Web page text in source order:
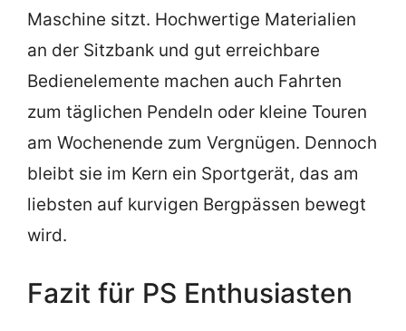
Maschine sitzt. Hochwertige Materialien
an der Sitzbank und gut erreichbare
Bedienelemente machen auch Fahrten
zum täglichen Pendeln oder kleine Touren
am Wochenende zum Vergnügen. Dennoch
bleibt sie im Kern ein Sportgerät, das am
liebsten auf kurvigen Bergpässen bewegt
wird.
Fazit für PS Enthusiasten